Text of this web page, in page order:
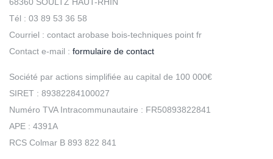
Tél : 03 89 53 36 58
Courriel : contact arobase bois-techniques point fr
Contact e-mail : formulaire de contact
Société par actions simplifiée au capital de 100 000€
SIRET : 89382284100027
Numéro TVA Intracommunautaire : FR50893822841
APE : 4391A
RCS Colmar B 893 822 841